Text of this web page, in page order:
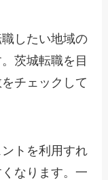
したい地域の
茨城転職を目
チェックして
トを利用すれ
なります。一